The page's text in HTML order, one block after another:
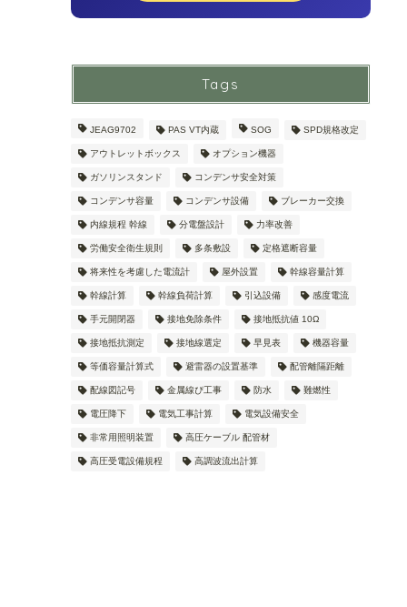
Tags
JEAG9702 PAS VT内蔵 SOG SPD規格改定
アウトレットボックス オプション機器
ガソリンスタンド コンデンサ安全対策
コンデンサ容量 コンデンサ設備 ブレーカー交換
内線規程 幹線 分電盤設計 力率改善
労働安全衛生規則 多条敷設 定格遮断容量
将来性を考慮した電流計 屋外設置 幹線容量計算
幹線計算 幹線負荷計算 引込設備 感度電流
手元開閉器 接地免除条件 接地抵抗値 10Ω
接地抵抗測定 接地線選定 早見表 機器容量
等価容量計算式 避雷器の設置基準 配管離隔距離
配線図記号 金属線ぴ工事 防水 難燃性
電圧降下 電気工事計算 電気設備安全
非常用照明装置 高圧ケーブル 配管材
高圧受電設備規程 高調波流出計算